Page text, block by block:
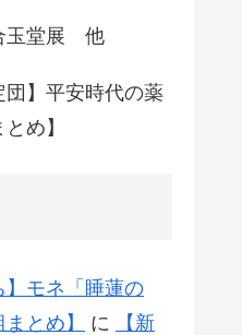
玉堂展 他
団】平安時代の薬
め】
】モネ「睡蓮の
とめ】
に
【新